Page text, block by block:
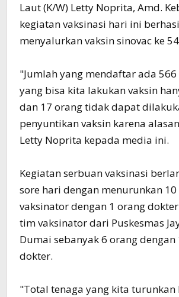
Laut (K/W) Letty Noprita, Amd.
kegiatan vaksinasi hari ini
menyalurkan vaksin sinovac ke
"Jumlah yang mendaftar ada
yang bisa kita lakukan vaksin
dan 17 orang tidak dapat
penyuntikan vaksin karena
Letty Noprita kepada media ini.
Kegiatan serbuan vaksinasi
sore hari dengan menurunkan
vaksinator dengan 1 orang
tim vaksinator dari Puskesmas
Dumai sebanyak 6 orang dengan
dokter.
"Total tenaga yang kita turunkan